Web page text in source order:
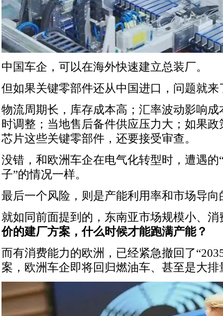
中国车企，可以在海外快速建立总装厂。
但如果关键零部件还从中国进口，问题就
物流周期长，库存成本高；汇率波动影响
时调整；当地售后备件供应压力大；如果
芯片这些关键零部件，还要接受审查。
没错，和欧洲车企在电气化转型时，遭遇的
子”的情况一样。
最后一个风险，则是产能利用率和市场导向
就如同前面提到的，东南亚市场规模小、
价的建厂方案，什么时候才能跑满产能？
而有消费能力的欧洲，已经紧急撤回了
案，欧洲车企即将回归燃油车、甚至是大